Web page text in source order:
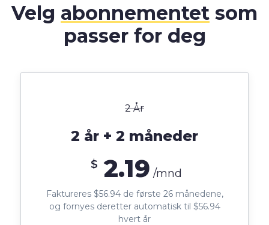
Velg abonnementet som
passer for deg
2 År
2 år + 2 måneder
$ 2.19 /mnd
Faktureres $56.94 de første 26 månedene,
og fornyes deretter automatisk til $56.94
hvert år